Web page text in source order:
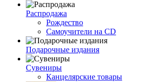
Распродажа
Рождество
Самоучители на CD
Подарочные издания
Сувениры
Канцелярские товары